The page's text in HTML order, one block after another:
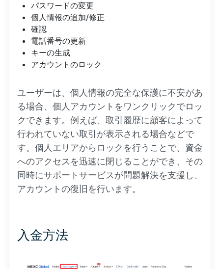
パスワードの変更
個人情報の追加/修正
確認
電話番号の更新
キーの生成
アカウントのロック
ユーザーは、個人情報の完全な保護に不安があ
る場合、個人アカウントをワンクリックでロッ
クできます。例えば、取引履歴に顧客によって
行われていない取引が表示される場合などで
す。個人エリアからロックを行うことで、資金
へのアクセスを迅速に閉じることができ、その
同時にサポートサービスが問題解決を支援し、
アカウントの復旧を行います。
入金方法